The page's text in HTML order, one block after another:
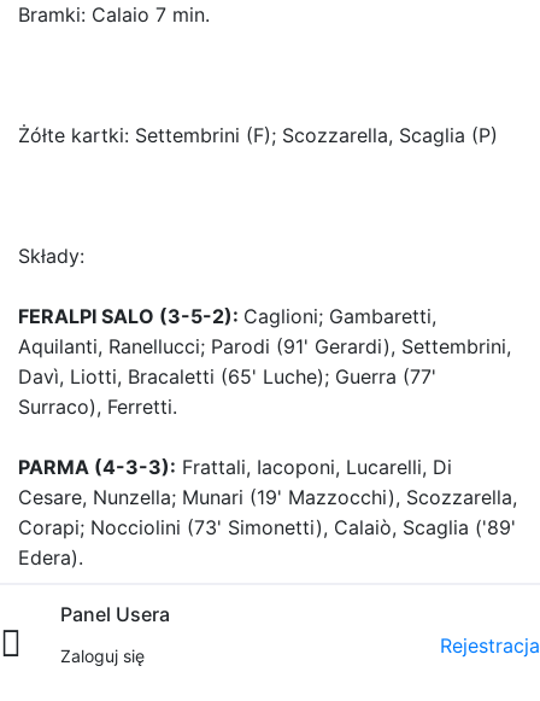
Panel Usera
Zaloguj się Rejestracja
Bramki: Calaio 7 min.
Żółte kartki: Settembrini (F); Scozzarella, Scaglia (P)
Składy:
FERALPI SALO (3-5-2): Caglioni; Gambaretti,
Aquilanti, Ranellucci; Parodi (91' Gerardi), Settembrini,
Davì, Liotti, Bracaletti (65' Luche); Guerra (77'
Surraco), Ferretti.
PARMA (4-3-3): Frattali, Iacoponi, Lucarelli, Di
Cesare, ​Nunzella; Munari (19' Mazzocchi), Scozzarella,
Corapi; Nocciolini (73' Simonetti), ​​Calaiò, Scaglia ('89'
Edera).